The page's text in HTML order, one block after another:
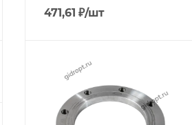
471,61 ₽/шт